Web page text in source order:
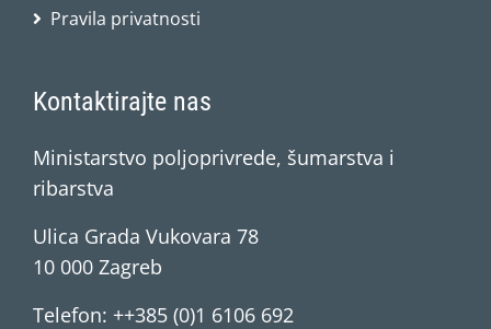
Pravila privatnosti
Kontaktirajte nas
Ministarstvo poljoprivrede, šumarstva i
ribarstva
Ulica Grada Vukovara 78
10 000 Zagreb
Telefon: ++385 (0)1 6106 692